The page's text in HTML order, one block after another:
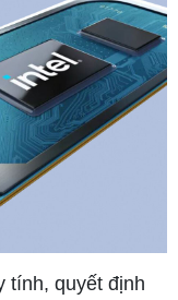
tính, quyết định